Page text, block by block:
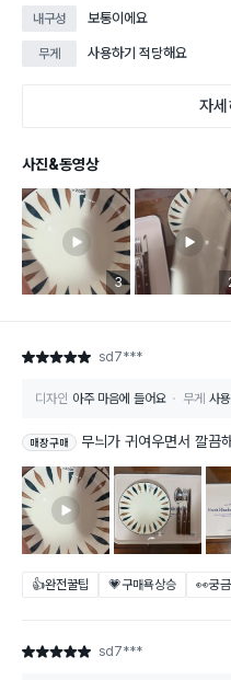
내구성 보통이에요
무게 사용하기 적당해요
자세
사진&동영상
리뷰 이미지 등록 개수
3
별점 5점 sd7***
디자인 아주 마음에 들어요 무게 사
매장구매 무늬가 귀여우면서 깔끔
👍완전꿀팁 💗구매욕상승 👀궁
별점 5점 sd7***